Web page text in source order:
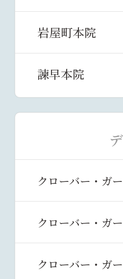
岩屋町本院
諫早本院
クローバー・ガ
クローバー・ガ
クローバー・ガ